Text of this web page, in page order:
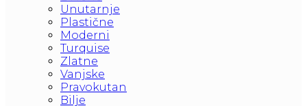
Unutarnje
Plastične
Moderni
Turquise
Zlatne
Vanjske
Pravokutan
Bilje